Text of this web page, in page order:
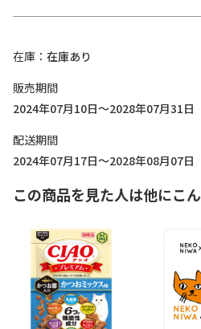
在庫
在庫あり
販売期間
2024年07月10日～2028年07月31日
配送期間
2024年07月17日～2028年08月07日
この商品を見た人は他にこ